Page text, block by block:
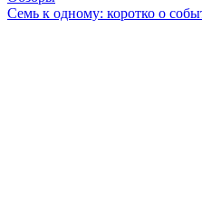
Семь к одному: коротко о